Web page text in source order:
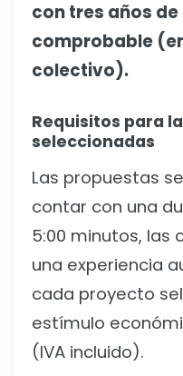
con tres años
comprobable
colectivo).
Requisitos para
seleccionadas
Las propuestas
contar con una
5:00 minutos, las
una experiencia
cada proyecto
estímulo
(IVA incluido).